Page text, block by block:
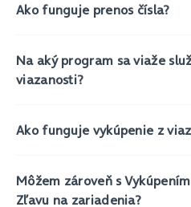
Ako funguje prenos čísla?
Na aký program sa viaže
viazanosti?
Ako funguje vykúpenie z
Môžem zároveň s
Zľavu na zariadenia?